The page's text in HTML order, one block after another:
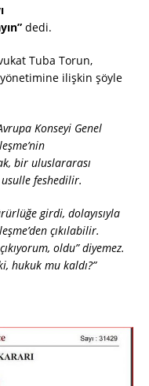
dedi.
Tuba Torun,
ilişkin şöyle
Konseyi Genel
bir uluslararası
feshedilir.
girdi, dolayısıyla
çıkılabilir.
oldu” diyemez.
hukuk mu kaldı?”